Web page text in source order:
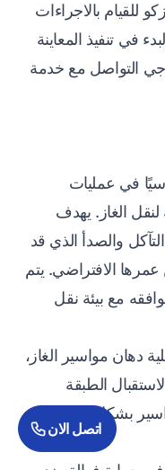
للقيام بالاجراءات
في تنفيذ المعاينة
التواصل مع خدمة
في عمليات
لنقل الغاز. يهدف
والصدأ الذي قد
الافتراضي. يتم
مع بيئة نقل
دهان مواسير الغاز،
الطبقة
بشكل متساوٍ
اتصل الان